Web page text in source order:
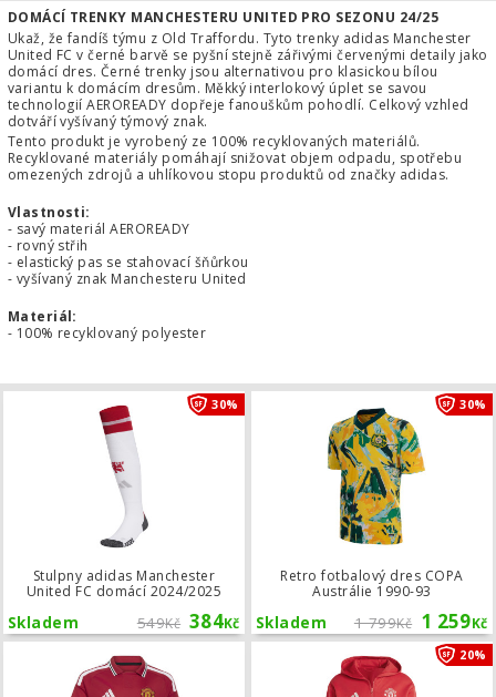
DOMÁCÍ TRENKY MANCHESTERU UNITED PRO SEZONU 24/25
Ukaž, že fandíš týmu z Old Traffordu. Tyto trenky adidas Manchester
United FC v černé barvě se pyšní stejně zářivými červenými detaily jako
domácí dres. Černé trenky jsou alternativou pro klasickou bílou
variantu k domácím dresům. Měkký interlokový úplet se savou
technologií AEROREADY dopřeje fanouškům pohodlí. Celkový vzhled
dotváří vyšívaný týmový znak.
Tento produkt je vyrobený ze 100% recyklovaných materiálů.
Recyklované materiály pomáhají snižovat objem odpadu, spotřebu
omezených zdrojů a uhlíkovou stopu produktů od značky adidas.
Vlastnosti:
- savý materiál AEROREADY
- rovný střih
- elastický pas se stahovací šňůrkou
- vyšívaný znak Manchesteru United
Materiál:
- 100% recyklovaný polyester
Stulpny adidas Manchester
United FC domácí 2024/2025
549Kč 384Kč
Skladem
30% Stulpny adidas Manchester United
Retro fotbalový dres COPA
Austrálie 1990-93
1 799Kč 1 259Kč
Skladem
30%
Dětský dres adidas Manchester20%